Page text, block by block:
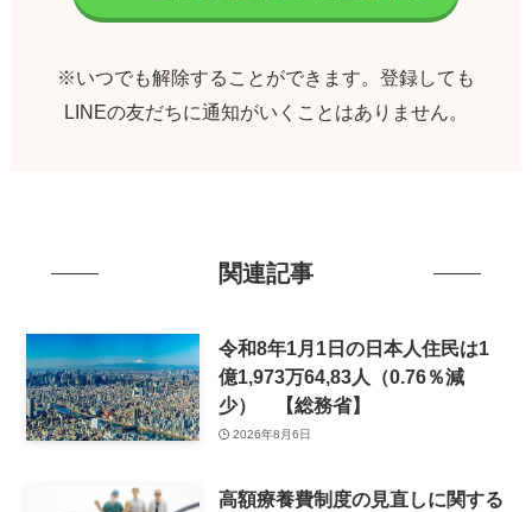
※いつでも解除することができます。登録しても
LINEの友だちに通知がいくことはありません。
関連記事
令和8年1月1日の日本人住民は1
億1,973万64,83人（0.76％減
少） 【総務省】
2026年8月6日
高額療養費制度の見直しに関する